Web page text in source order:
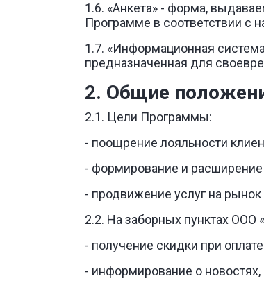
1.6. «Анкета» - форма,
Программе в соответствии
1.7. «Информационная
предназначенная для
2. Общие
2.1. Цели Программы:
- поощрение лояльности
- формирование и
- продвижение услуг на
2.2. На заборных пунктах
- получение скидки при
- информирование о